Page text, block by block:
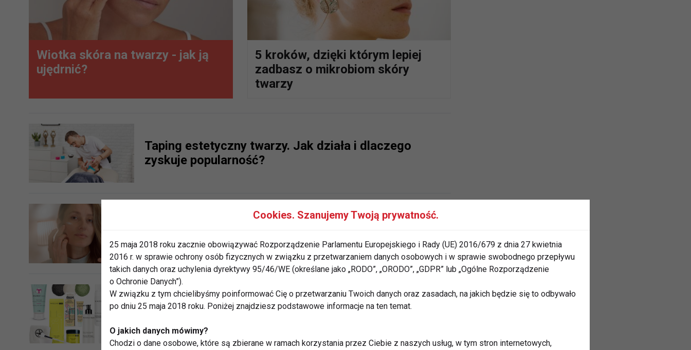
Wiotka skóra na twarzy - jak ją
ujędrnić?
5 kroków, dzięki którym lepiej
zadbasz o mikrobiom skóry
twarzy
Taping estetyczny twarzy. Jak działa i dlaczego
zyskuje popularność?
rytuał pielęgnacji
Dlaczego oczyszczanie twarzy jest ważne
Cookies. Szanujemy Twoją prywatność.
25 maja 2018 roku zacznie obowiązywać Rozporządzenie Parlamentu Europejskiego i Rady (UE) 2016/679 z dnia 27 kwietnia
2016 r. w sprawie ochrony osób fizycznych w związku z przetwarzaniem danych osobowych i w sprawie swobodnego przepływu
takich danych oraz uchylenia dyrektywy 95/46/WE (określane jako „RODO”, „ORODO”, „GDPR” lub „Ogólne Rozporządzenie
o Ochronie Danych”).
W związku z tym chcielibyśmy poinformować Cię o przetwarzaniu Twoich danych oraz zasadach, na jakich będzie się to odbywało
po dniu 25 maja 2018 roku. Poniżej znajdziesz podstawowe informacje na ten temat.
O jakich danych mówimy?
Chodzi o dane osobowe, które są zbierane w ramach korzystania przez Ciebie z naszych usług, w tym stron internetowych,